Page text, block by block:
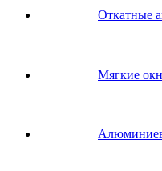
Откатные
Мягкие